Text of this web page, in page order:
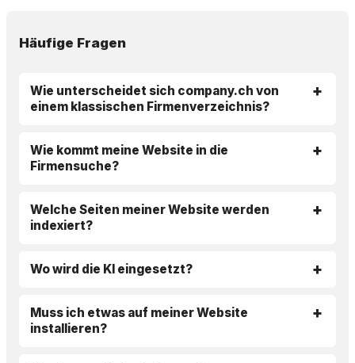
Häufige Fragen
Wie unterscheidet sich company.ch von
einem klassischen Firmenverzeichnis?
Wie kommt meine Website in die
Firmensuche?
Welche Seiten meiner Website werden
indexiert?
Wo wird die KI eingesetzt?
Muss ich etwas auf meiner Website
installieren?